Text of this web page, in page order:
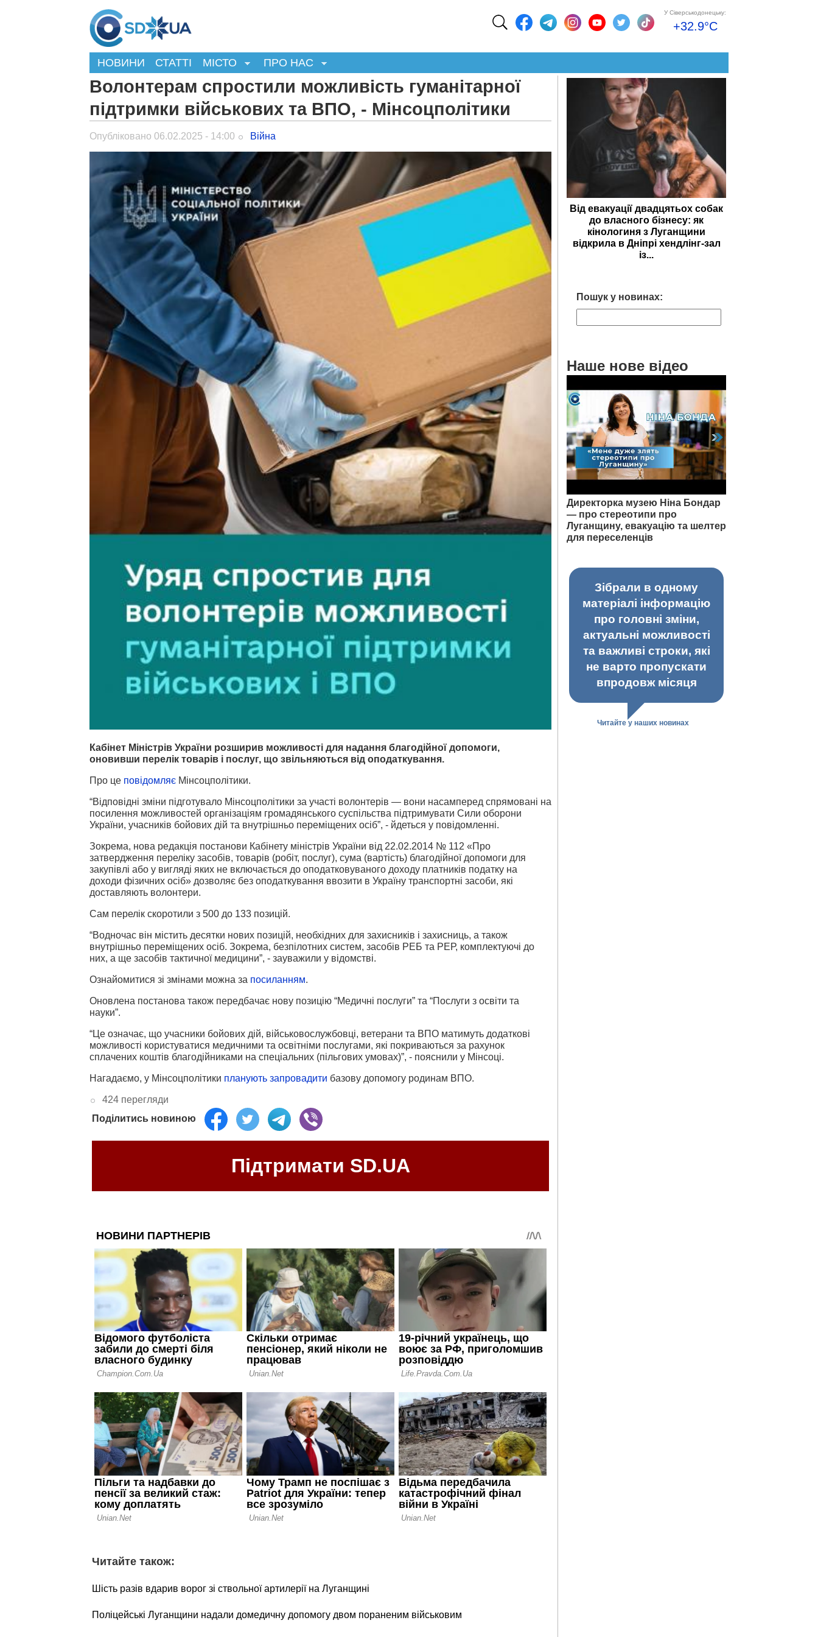
У Сіверськодонецьку:
+32.9°C
НОВИНИ СТАТТІ МІСТО ПРО НАС
Волонтерам спростили можливість гуманітарної
підтримки військових та ВПО, - Мінсоцполітики
Опубліковано 06.02.2025 - 14:00 Війна
Кабінет Міністрів України розширив можливості для надання благодійної допомоги,
оновивши перелік товарів і послуг, що звільняються від оподаткування.
Про це повідомляє Мінсоцполітики.
“Відповідні зміни підготувало Мінсоцполітики за участі волонтерів — вони насамперед спрямовані на
посилення можливостей організаціям громадянського суспільства підтримувати Сили оборони
України, учасників бойових дій та внутрішньо переміщених осіб”, - йдеться у повідомленні.
Зокрема, нова редакція постанови Кабінету міністрів України від 22.02.2014 № 112 «Про
затвердження переліку засобів, товарів (робіт, послуг), сума (вартість) благодійної допомоги для
закупівлі або у вигляді яких не включається до оподатковуваного доходу платників податку на
доходи фізичних осіб» дозволяє без оподаткування ввозити в Україну транспортні засоби, які
доставляють волонтери.
Сам перелік скоротили з 500 до 133 позицій.
“Водночас він містить десятки нових позицій, необхідних для захисників і захисниць, а також
внутрішньо переміщених осіб. Зокрема, безпілотних систем, засобів РЕБ та РЕР, комплектуючі до
них, а ще засобів тактичної медицини”, - зауважили у відомстві.
Ознайомитися зі змінами можна за посиланням.
Оновлена постанова також передбачає нову позицію “Медичні послуги” та “Послуги з освіти та
науки”.
“Це означає, що учасники бойових дій, військовослужбовці, ветерани та ВПО матимуть додаткові
можливості користуватися медичними та освітніми послугами, які покриваються за рахунок
сплачених коштів благодійниками на спеціальних (пільгових умовах)”, - пояснили у Мінсоці.
Нагадаємо, у Мінсоцполітики планують запровадити базову допомогу родинам ВПО.
424 перегляди
Поділитись новиною
Підтримати SD.UA
Читайте також:
Шість разів вдарив ворог зі ствольної артилерії на Луганщині
Поліцейські Луганщини надали домедичну допомогу двом пораненим військовим
Від евакуації двадцятьох собак
до власного бізнесу: як
кінологиня з Луганщини
відкрила в Дніпрі хендлінг-зал
із...
Пошук у новинах:
Наше нове відео
Директорка музею Ніна Бондар
— про стереотипи про
Луганщину, евакуацію та шелтер
для переселенців
Зібрали в одному
матеріалі інформацію
про головні зміни,
актуальні можливості
та важливі строки, які
не варто пропускати
впродовж місяця
Читайте у наших новинах